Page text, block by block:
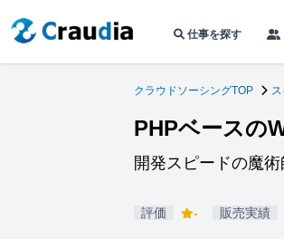
仕事を探す
クラウドソーシングTOP
PHPベースの
開発スピードの魔術
評価 - 販売実績